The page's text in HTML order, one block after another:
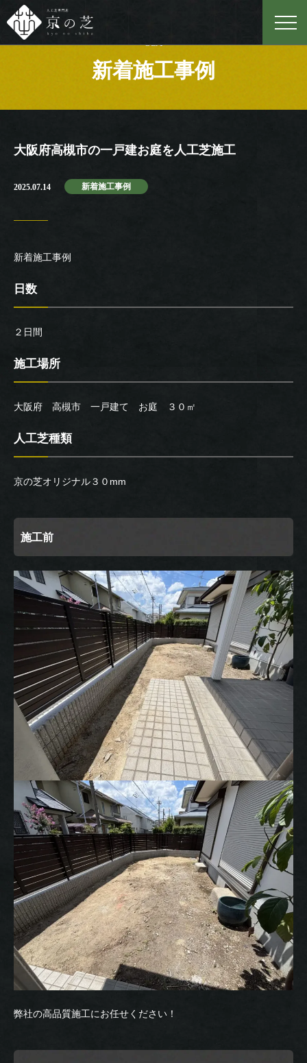
Case
新着施工事例
大阪府高槻市の一戸建お庭を人工芝施工
2025.07.14 新着施工事例
新着施工事例
日数
２日間
施工場所
大阪府 高槻市 一戸建て お庭 ３０㎡
人工芝種類
京の芝オリジナル３０mm
施工前
弊社の高品質施工にお任せください！